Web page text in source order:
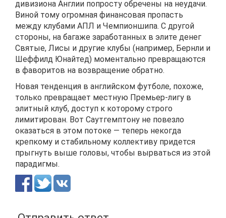
дивизиона Англии попросту обречены на неудачи.
Виной тому огромная финансовая пропасть
между клубами АПЛ и Чемпионшипа. С другой
стороны, на багаже заработанных в элите денег
Святые, Лисы и другие клубы (например, Бернли и
Шеффилд Юнайтед) моментально превращаются
в фаворитов на возвращение обратно.
Новая тенденция в английском футболе, похоже,
только превращает местную Премьер-лигу в
элитный клуб, доступ к которому строго
лимитирован. Вот Саутгемптону не повезло
оказаться в этом потоке — теперь некогда
крепкому и стабильному коллективу придется
прыгнуть выше головы, чтобы вырваться из этой
парадигмы.